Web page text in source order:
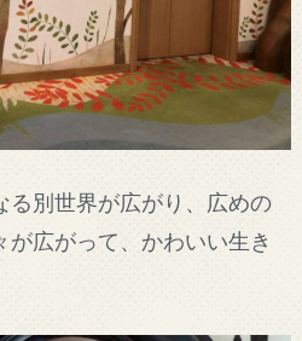
る別世界が広がり、広めの
広がって、かわいい生き